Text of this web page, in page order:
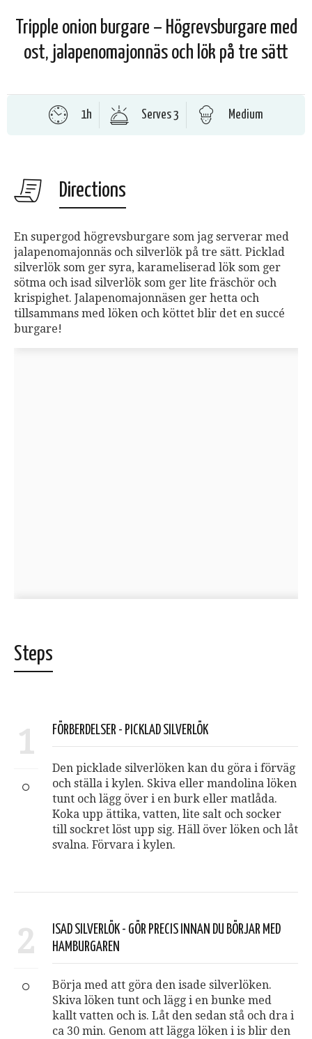
Tripple onion burgare – Högrevsburgare med
ost, jalapenomajonnäs och lök på tre sätt
1h Serves 3 Medium
Directions
En supergod högrevsburgare som jag serverar med
jalapenomajonnäs och silverlök på tre sätt. Picklad
silverlök som ger syra, karameliserad lök som ger
sötma och isad silverlök som ger lite fräschör och
krispighet. Jalapenomajonnäsen ger hetta och
tillsammans med löken och köttet blir det en succé
burgare!
Steps
1 FÖRBERDELSER - PICKLAD SILVERLÖK
Den picklade silverlöken kan du göra i förväg
och ställa i kylen. Skiva eller mandolina löken
tunt och lägg över i en burk eller matlåda.
Koka upp ättika, vatten, lite salt och socker
till sockret löst upp sig. Häll över löken och låt
svalna. Förvara i kylen.
2
ISAD SILVERLÖK - GÖR PRECIS INNAN DU BÖRJAR MED
HAMBURGAREN
Börja med att göra den isade silverlöken.
Skiva löken tunt och lägg i en bunke med
kallt vatten och is. Låt den sedan stå och dra i
ca 30 min. Genom att lägga löken i is blir den